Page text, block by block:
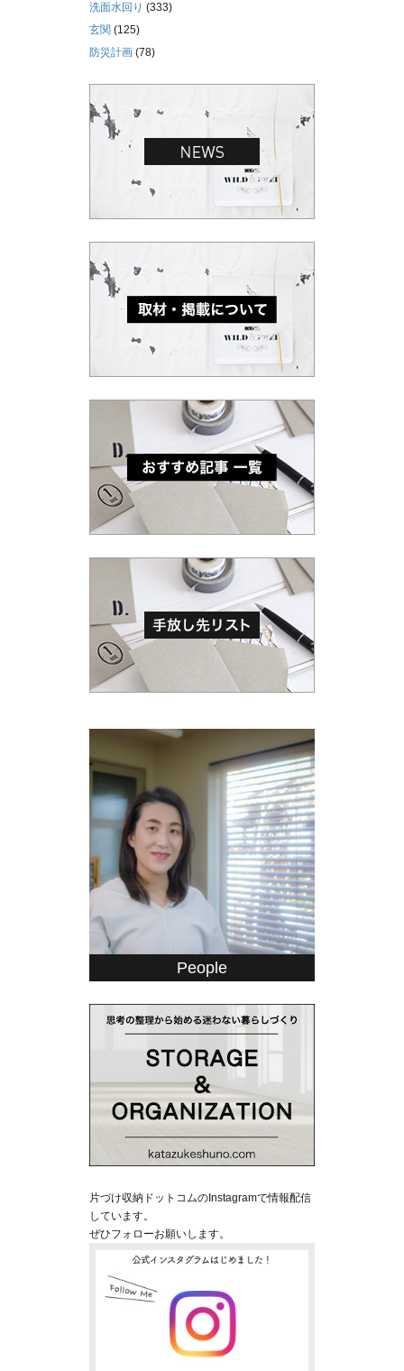
洗面水回り (333)
玄関 (125)
防災計画 (78)
People
片づけ収納ドットコムのInstagramで情報配信
しています。
ぜひフォローお願いします。